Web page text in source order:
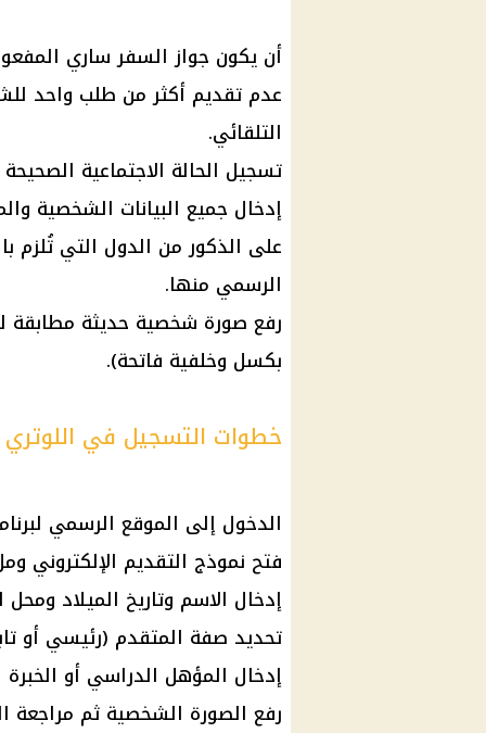
أن يكون جواز السفر ساري
عدم تقديم أكثر من طلب واحد
التلقائي.
تسجيل الحالة الاجتماعية
إدخال جميع البيانات الشخصية
على الذكور من الدول التي تُلزم
الرسمي منها.
رفع صورة شخصية حديثة مطابقة
بكسل وخلفية فاتحة).
خطوات التسجيل في اللوتري
الدخول إلى الموقع الرسمي
فتح نموذج التقديم الإلكتروني
إدخال الاسم وتاريخ الميلاد ومحل
تحديد صفة المتقدم (رئيسي أو
إدخال المؤهل الدراسي أو الخبرة
رفع الصورة الشخصية ثم مراجعة